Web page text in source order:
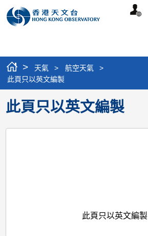
個
> 天氣 > 航空天氣
>
此頁只以英文編製
此頁只以英文編製
此頁只以英文編製